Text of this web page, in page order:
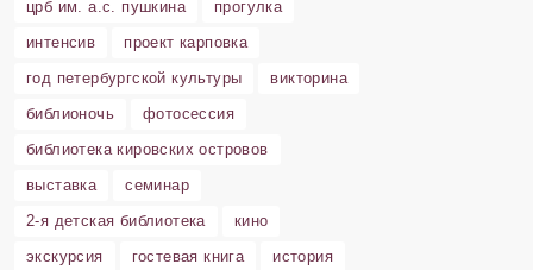
црб им. а.с. пушкина
прогулка
интенсив
проект карповка
год петербургской культуры
викторина
библионочь
фотосессия
библиотека кировских островов
выставка
семинар
2-я детская библиотека
кино
экскурсия
гостевая книга
история